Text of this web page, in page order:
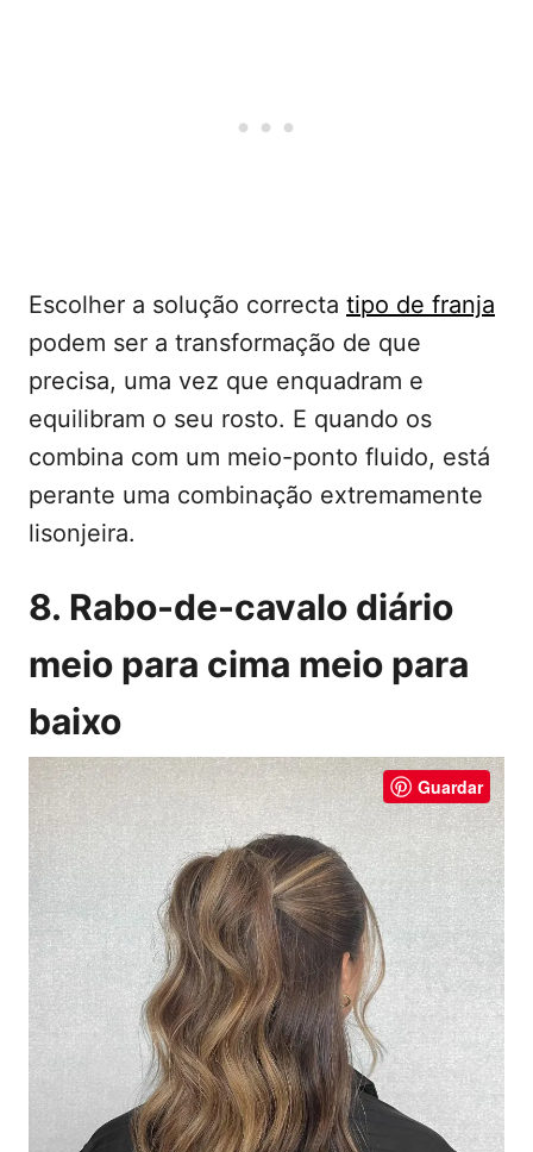
Escolher a solução correcta tipo de franja
podem ser a transformação de que
precisa, uma vez que enquadram e
equilibram o seu rosto. E quando os
combina com um meio-ponto fluido, está
perante uma combinação extremamente
lisonjeira.
8. Rabo-de-cavalo diário
meio para cima meio para
baixo
Guardar